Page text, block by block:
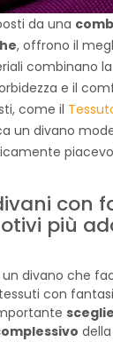
da una
, offrono il
combinano
e il
come il
un divano
con
più
un divano che
con